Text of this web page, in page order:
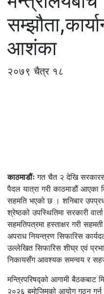
आशंका
२०७९ चैत्र १८
काठमाडौंः गत चैत २ देखि
पैदल यात्रा गरी काठमाडौं आएका
सहमति भएको छ । शनिबार
श्रेष्ठको उपस्थितिमा सरकारी
सहमतिपत्रमा हस्ताक्षर गरी
अपराध नियन्त्रण सिफारिस
उल्लेखित सिफारिस शीघ्र एवं
निकायसँग आवश्यक समन्वय र
मन्त्रिपरिषद्को आगामी बैठकबाट
२०२६ बमोजिमको आयोग गठन गर्न